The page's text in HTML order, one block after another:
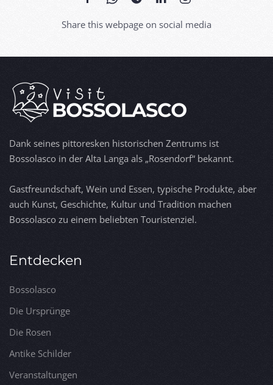
Share this webpage on social media
Dank seines pittoresken historischen Zentrums ist
Bossolasco in der Alta Langa als „Rosendorf“ bekannt.
Gastfreundschaft, Wein und Essen, typische Produkte, aber
auch Kunst, Geschichte, Kultur und Tradition machen
Bossolasco zu einem beliebten Touristenziel.
Entdecken
Bossolasco
Die Ursprünge
Die Rosen
Antike Schilder
Veranstaltungen